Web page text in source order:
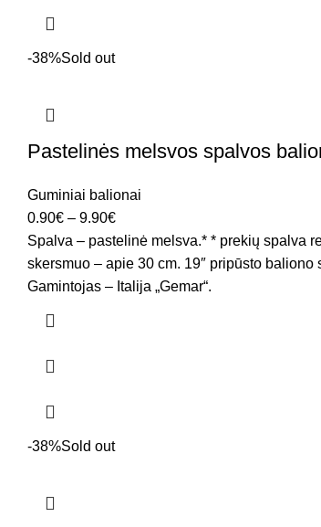
-38%Sold out
Pastelinės melsvos spalvos
Guminiai balionai
0.90€ – 9.90€
Spalva – pastelinė melsva.* * prekių spalva
skersmuo – apie 30 cm. 19″ pripūsto
Gamintojas – Italija „Gemar“.
-38%Sold out